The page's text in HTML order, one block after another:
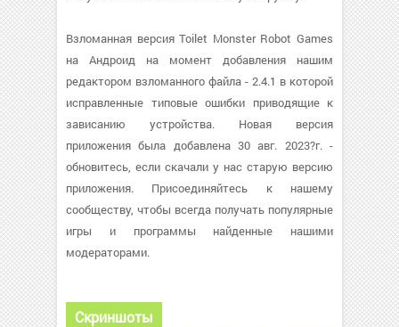
Взломанная версия Toilet Monster Robot Games
на Андроид на момент добавления нашим
редактором взломанного файла - 2.4.1 в которой
исправленные типовые ошибки приводящие к
зависанию устройства. Новая версия
приложения была добавлена 30 авг. 2023?г. -
обновитесь, если скачали у нас старую версию
приложения. Присоединяйтесь к нашему
сообществу, чтобы всегда получать популярные
игры и программы найденные нашими
модераторами.
Скриншоты